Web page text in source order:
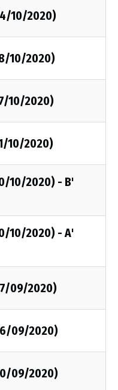
10/2020)
10/2020)
10/2020)
10/2020)
10/2020) - Β'
10/2020) - Α'
09/2020)
09/2020)
09/2020)